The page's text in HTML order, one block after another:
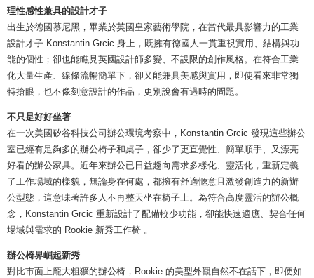
理性感性兼具的設計才子
出生於德國慕尼黑，畢業於英國皇家藝術學院，在當代最具影響力的工業
設計才子 Konstantin Grcic 身上，既擁有德國人一貫重視實用、結構與功
能的個性；卻也能瞧見英國設計師多變、不設限的創作風格。在符合工業
化大量生產、線條流暢簡單下，卻又能兼具美感與實用，即使看來非常獨
特搶眼，也不像刻意設計的作品，更別說會有過時的問題。
不只是好好坐著
在一次美國矽谷科技公司辦公環境考察中，Konstantin Grcic 發現這些辦公
室已經有足夠多的辦公椅子和桌子，卻少了更直覺性、簡單順手、又漂亮
好看的辦公家具。近年來辦公已日益趨向需求多樣化、靈活化，重新定義
了工作場域的樣貌，無論身在何處，都擁有舒適愜意且激發創造力的新辦
公型態，這意味著許多人不再整天坐在椅子上。為符合高度靈活的辦公概
念，Konstantin Grcic 重新設計了配備較少功能，卻能快速適應、契合任何
場域與需求的 Rookie 新秀工作椅 。
辦公椅界崛起新秀
對比市面上龐大粗獷的辦公椅，Rookie 的美型外觀自然不在話下，即便如